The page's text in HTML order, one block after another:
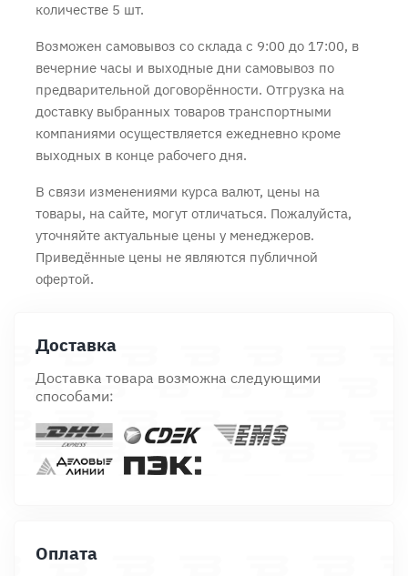
количестве 5 шт.
Возможен самовывоз со склада с 9:00 до 17:00, в
вечерние часы и выходные дни самовывоз по
предварительной договорённости. Отгрузка на
доставку выбранных товаров транспортными
компаниями осуществляется ежедневно кроме
выходных в конце рабочего дня.
В связи изменениями курса валют, цены на
товары, на сайте, могут отличаться. Пожалуйста,
уточняйте актуальные цены у менеджеров.
Приведённые цены не являются публичной
офертой.
Доставка
Доставка товара возможна следующими
способами:
Оплата